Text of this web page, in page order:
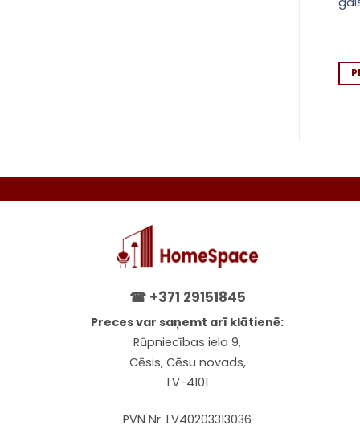
☎ +371 29151845
Preces var saņemt arī klātienē:
Rūpniecības iela 9,
Cēsis, Cēsu novads,
LV-4101
PVN Nr. LV40203313036